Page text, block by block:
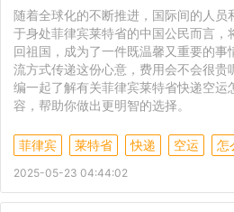
随着全球化的不断推进，国际间的人员
于身处菲律宾莱特省的中国公民而言，
回祖国，成为了一件既温馨又重要的事
流方式传递这份心意，费用会不会很贵
编一起了解有关菲律宾莱特省快递空运
容，帮助你做出更明智的选择。
菲律宾 莱特省 快递 空运 怎
2025-05-23 04:44:02